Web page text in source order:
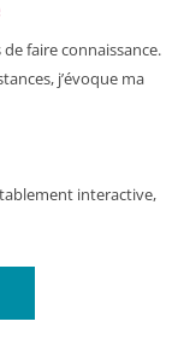
faire connaissance.
j’évoque ma
interactive,